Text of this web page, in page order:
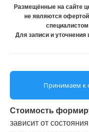
Размещённые на сайте
не являются
Для записи и
Принимаем к
Стоимость
зависит от